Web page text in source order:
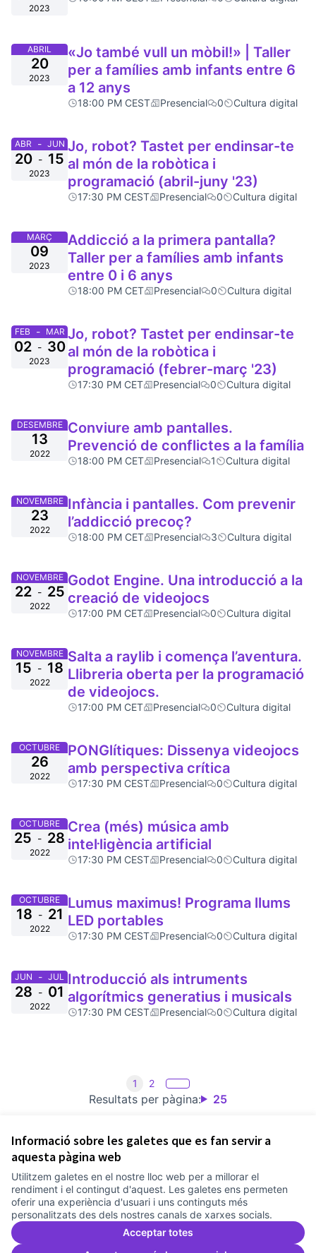
Informació sobre les galetes que es fan servir a
aquesta pàgina web
Utilitzem galetes en el nostre lloc web per a millorar el
rendiment i el contingut d'aquest. Les galetes ens permeten
oferir una experiència d'usuari i uns continguts més
personalitzats des dels nostres canals de xarxes socials.
Acceptar totes
2023
ABRIL
20
2023
«Jo també vull un mòbil!» | Taller
per a famílies amb infants entre 6
a 12 anys
18:00 PM CEST Presencial 0 Cultura digital
ABR - JUN
20 - 15
2023
Jo, robot? Tastet per endinsar-te
al món de la robòtica i
programació (abril-juny '23)
17:30 PM CEST Presencial 0 Cultura digital
MARÇ
09
2023
Addicció a la primera pantalla?
Taller per a famílies amb infants
entre 0 i 6 anys
18:00 PM CET Presencial 0 Cultura digital
FEB - MAR
02 - 30
2023
Jo, robot? Tastet per endinsar-te
al món de la robòtica i
programació (febrer-març '23)
17:30 PM CET Presencial 0 Cultura digital
DESEMBRE
13
2022
Conviure amb pantalles.
Prevenció de conflictes a la família
18:00 PM CET Presencial 1 Cultura digital
NOVEMBRE
23
2022
Infància i pantalles. Com prevenir
l’addicció precoç?
18:00 PM CET Presencial 3 Cultura digital
NOVEMBRE
22 - 25
2022
Godot Engine. Una introducció a la
creació de videojocs
17:00 PM CET Presencial 0 Cultura digital
NOVEMBRE
15 - 18
2022
Salta a raylib i comença l’aventura.
Llibreria oberta per la programació
de videojocs.
17:00 PM CET Presencial 0 Cultura digital
OCTUBRE
26
2022
PONGlítiques: Dissenya videojocs
amb perspectiva crítica
17:30 PM CEST Presencial 0 Cultura digital
OCTUBRE
25 - 28
2022
Crea (més) música amb
intel·ligència artificial
17:30 PM CEST Presencial 0 Cultura digital
OCTUBRE
18 - 21
2022
Lumus maximus! Programa llums
LED portables
17:30 PM CEST Presencial 0 Cultura digital
JUN - JUL
28 - 01
2022
Introducció als intruments
algorítmics generatius i musicaIs
17:30 PM CEST Presencial 0 Cultura digital
Resultats per pàgina: 25
1 2
Termes i condicions d'ús
Configuració de les galetes
Comunitat Canòdrom a Facebook
(Link externo)
Comunitat Canòdrom a Instagram
(Link externo)
Comunitat Canòdrom a YouTube
(Link externo)
Català
Triar la llengua Elegir el idiomaChoose language